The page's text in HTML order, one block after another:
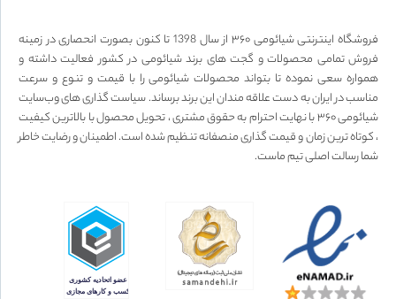
فروشگاه اینترنتی شیائومی ۳۶۰ از سال 1398 تا کنون بصورت انحصاری در زمینه
فروش تمامی محصولات و گجت های برند شیائومی در کشور فعالیت داشته و
همواره سعی نموده تا بتواند محصولات شیائومی را با قیمت و تنوع و سرعت
مناسب در ایران به دست علاقه مندان این برند برساند. سیاست گذاری های وب‌سایت
شیائومی ۳۶۰ با نهایت احترام به حقوق مشتری ، تحویل محصول با بالاترین کیفیت
، کوتاه ترین زمان و قیمت گذاری منصفانه تنظیم شده است. اطمینان و رضایت خاطر
شما رسالت اصلی تیم ماست.